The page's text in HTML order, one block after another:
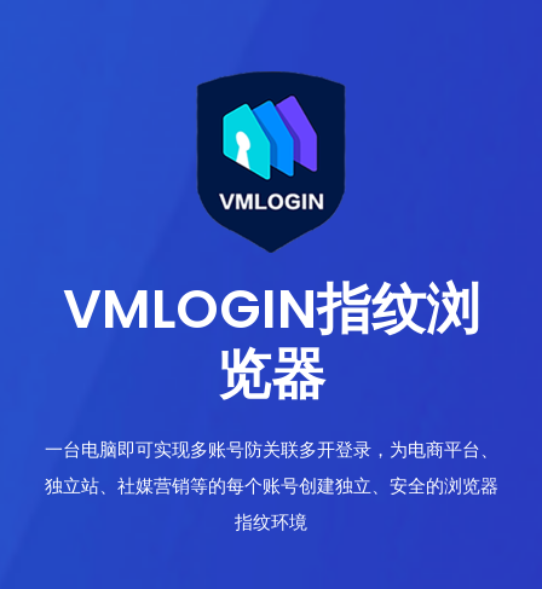
VMLOGIN指纹浏
览器
一台电脑即可实现多账号防关联多开登录，为电商平台、
独立站、社媒营销等的每个账号创建独立、安全的浏览器
指纹环境